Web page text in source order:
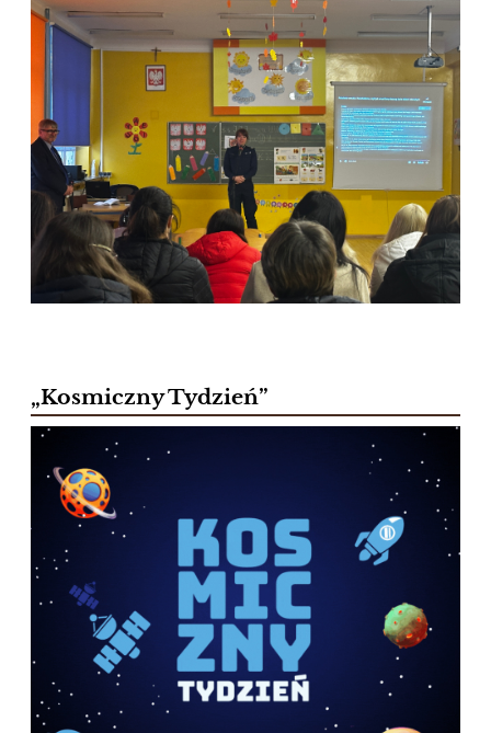
„Kosmiczny Tydzień”